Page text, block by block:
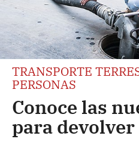
TRANSPORTE
PERSONAS
Conoce las
para devolver